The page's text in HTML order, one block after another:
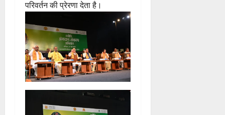
परिवर्तन की प्रेरणा देता है।